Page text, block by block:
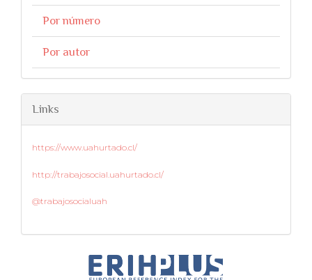
Por número
Por autor
Links
https://www.uahurtado.cl/
http://trabajosocial.uahurtado.cl/
@trabajosocialuah